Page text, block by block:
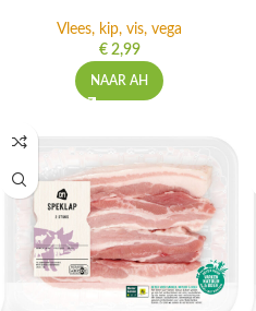
Vlees, kip, vis, vega
€2,99
NAAR AH